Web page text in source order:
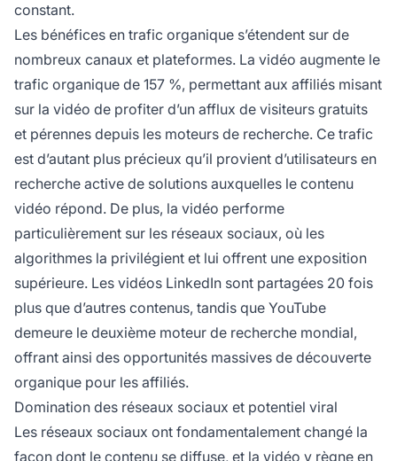
constant.
Les bénéfices en trafic organique s’étendent sur de
nombreux canaux et plateformes. La vidéo augmente le
trafic organique de 157 %, permettant aux affiliés misant
sur la vidéo de profiter d’un afflux de visiteurs gratuits
et pérennes depuis les moteurs de recherche. Ce trafic
est d’autant plus précieux qu’il provient d’utilisateurs en
recherche active de solutions auxquelles le contenu
vidéo répond. De plus, la vidéo performe
particulièrement sur les réseaux sociaux, où les
algorithmes la privilégient et lui offrent une exposition
supérieure. Les vidéos LinkedIn sont partagées 20 fois
plus que d’autres contenus, tandis que YouTube
demeure le deuxième moteur de recherche mondial,
offrant ainsi des opportunités massives de découverte
organique pour les affiliés.
Domination des réseaux sociaux et potentiel viral
Les réseaux sociaux ont fondamentalement changé la
façon dont le contenu se diffuse, et la vidéo y règne en